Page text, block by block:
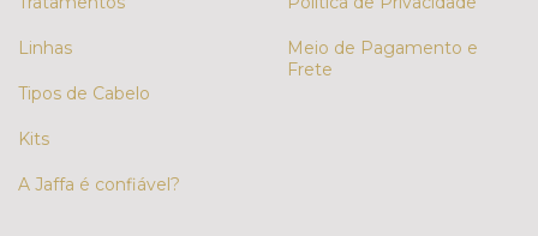
Linhas
Tipos de Cabelo
Kits
A Jaffa é confiável?
Meio de Pagamento e
Frete